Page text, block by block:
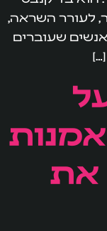
לעורר השראה,
שעוברים
את